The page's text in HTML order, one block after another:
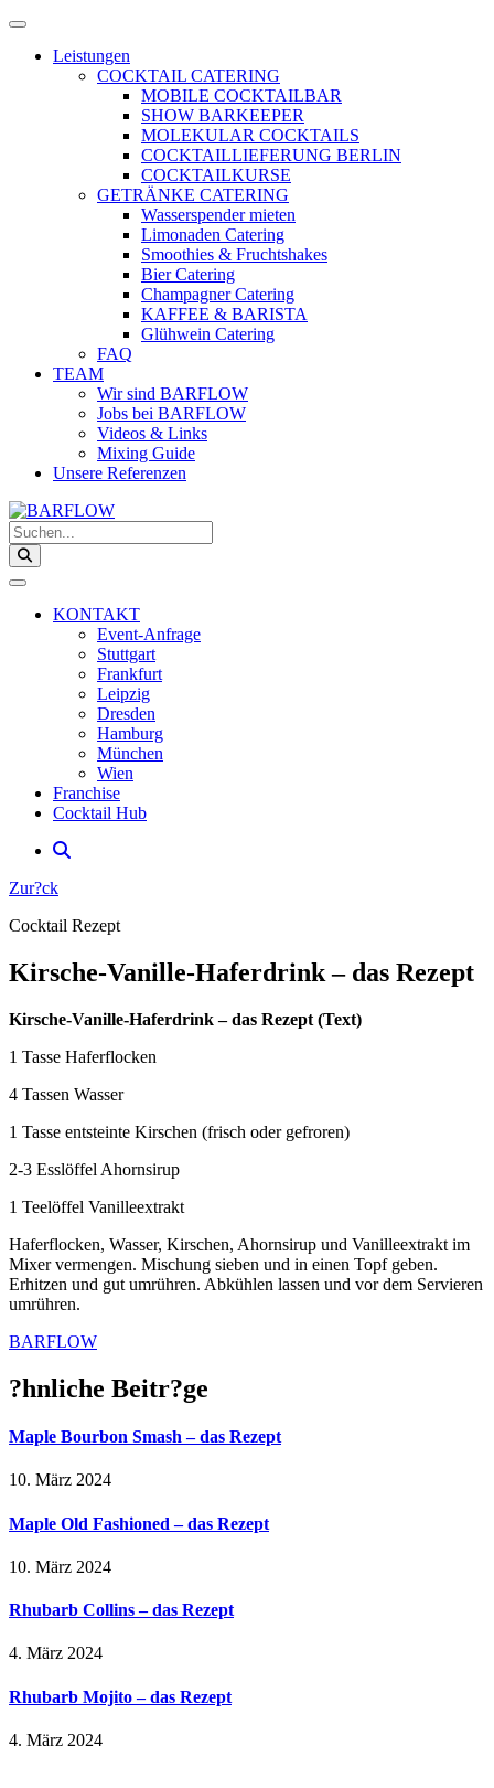
Zum
springen
Menü
öffnenLeistungen
COCKTAIL CATERING
MOBILE COCKTAILBAR
SHOW BARKEEPER
MOLEKULAR COCKTAILS
COCKTAILLIEFERUNG BERLIN
COCKTAILKURSE
GETRÄNKE CATERING
Wasserspender mieten
Limonaden Catering
Smoothies & Fruchtshakes
Bier Catering
Champagner Catering
KAFFEE & BARISTA
Glühwein Catering
FAQ
TEAM
Wir sind BARFLOW
Jobs bei BARFLOW
Videos & Links
Mixing Guide
Unsere Referenzen
Suchen...
KONTAKT
Event-Anfrage
Stuttgart
Frankfurt
Leipzig
Dresden
Hamburg
München
Wien
Franchise
Cocktail Hub
Zur?ck
Cocktail Rezept
Kirsche-Vanille-Haferdrink – das Rezept
Kirsche-Vanille-Haferdrink – das Rezept (Text)
1 Tasse Haferflocken
4 Tassen Wasser
1 Tasse entsteinte Kirschen (frisch oder gefroren)
2-3 Esslöffel Ahornsirup
1 Teelöffel Vanilleextrakt
Haferflocken, Wasser, Kirschen, Ahornsirup und Vanilleextrakt im
Mixer vermengen. Mischung sieben und in einen Topf geben.
Erhitzen und gut umrühren. Abkühlen lassen und vor dem Servieren
umrühren.
BARFLOW
?hnliche Beitr?ge
Maple Bourbon Smash – das Rezept
10. März 2024
Maple Old Fashioned – das Rezept
10. März 2024
Rhubarb Collins – das Rezept
4. März 2024
Rhubarb Mojito – das Rezept
4. März 2024